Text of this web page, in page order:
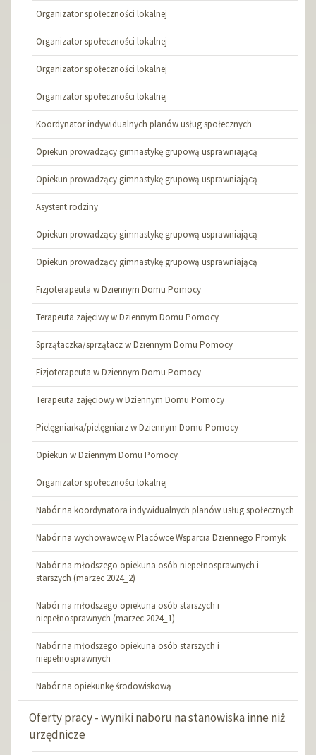
Organizator społeczności lokalnej
Organizator społeczności lokalnej
Organizator społeczności lokalnej
Organizator społeczności lokalnej
Koordynator indywidualnych planów usług społecznych
Opiekun prowadzący gimnastykę grupową usprawniającą
Opiekun prowadzący gimnastykę grupową usprawniającą
Asystent rodziny
Opiekun prowadzący gimnastykę grupową usprawniającą
Opiekun prowadzący gimnastykę grupową usprawniającą
Fizjoterapeuta w Dziennym Domu Pomocy
Terapeuta zajęciwy w Dziennym Domu Pomocy
Sprzątaczka/sprzątacz w Dziennym Domu Pomocy
Fizjoterapeuta w Dziennym Domu Pomocy
Terapeuta zajęciowy w Dziennym Domu Pomocy
Pielęgniarka/pielęgniarz w Dziennym Domu Pomocy
Opiekun w Dziennym Domu Pomocy
Organizator społeczności lokalnej
Nabór na koordynatora indywidualnych planów usług społecznych
Nabór na wychowawcę w Placówce Wsparcia Dziennego Promyk
Nabór na młodszego opiekuna osób niepełnosprawnych i
starszych (marzec 2024_2)
Nabór na młodszego opiekuna osób starszych i
niepełnosprawnych (marzec 2024_1)
Nabór na młodszego opiekuna osób starszych i
niepełnosprawnych
Nabór na opiekunkę środowiskową
Oferty pracy - wyniki naboru na stanowiska inne niż
urzędnicze